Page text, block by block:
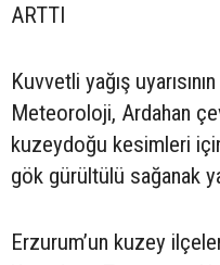
ARTTI
Kuvvetli yağış
Meteoroloji, Ardahan
kuzeydoğu kesimleri
gök gürültülü sağanak
Erzurum’un kuzey